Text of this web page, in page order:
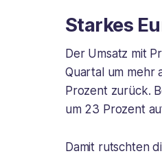
Starkes
Der Umsatz mit
Quartal um mehr
Prozent zurück.
um 23 Prozent
Damit rutschten